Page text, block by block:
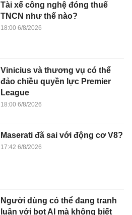
Tài xế công nghệ đóng thuế
TNCN như thế nào?
18:00 6/8/2026
Vinicius và thương vụ có thể
đảo chiều quyền lực Premier
League
18:00 6/8/2026
Maserati đã sai với động cơ V8?
17:42 6/8/2026
Người dùng có thể đang tranh
luận với bot AI mà không biết